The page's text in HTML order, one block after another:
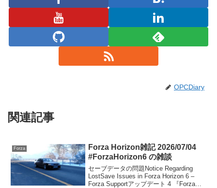
OPCDiary
関連記事
Forza
Forza Horizon雑記 2026/07/04
#ForzaHorizon6 の雑談
セーブデータの問題Notice Regarding
LostSave Issues in Forza Horizon 6 –
Forza Supportアップデート 4 『Forza